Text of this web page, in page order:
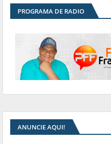
PROGRAMA DE RADIO
ANUNCIE AQUI!